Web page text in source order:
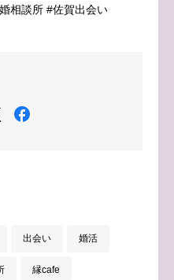
相談所 #佐賀出会い
出会い 婚活
縁cafe